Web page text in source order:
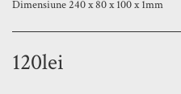
Dimensiune 240 x 80 x 100 x 1mm
120lei